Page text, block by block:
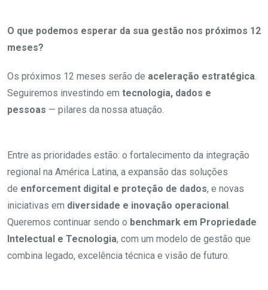
O que podemos esperar da sua gestão nos próximos 12
meses?
Os próximos 12 meses serão de aceleração estratégica.
Seguiremos investindo em tecnologia, dados e
pessoas — pilares da nossa atuação.
Entre as prioridades estão: o fortalecimento da integração
regional na América Latina, a expansão das soluções
de enforcement digital e proteção de dados, e novas
iniciativas em diversidade e inovação operacional.
Queremos continuar sendo o benchmark em Propriedade
Intelectual e Tecnologia, com um modelo de gestão que
combina legado, excelência técnica e visão de futuro.